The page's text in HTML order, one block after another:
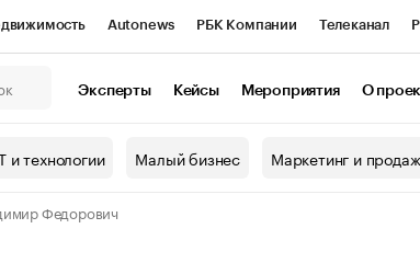
Autonews РБК Компании Телеканал
Эксперты Кейсы Мероприятия О
и технологии Малый бизнес Маркетинг и
Федорович